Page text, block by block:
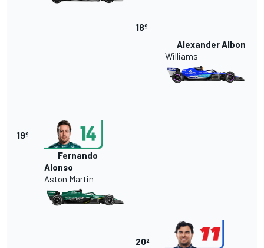
18º
Alexander Albon
Williams
19º
Fernando
Alonso
Aston Martin
20º